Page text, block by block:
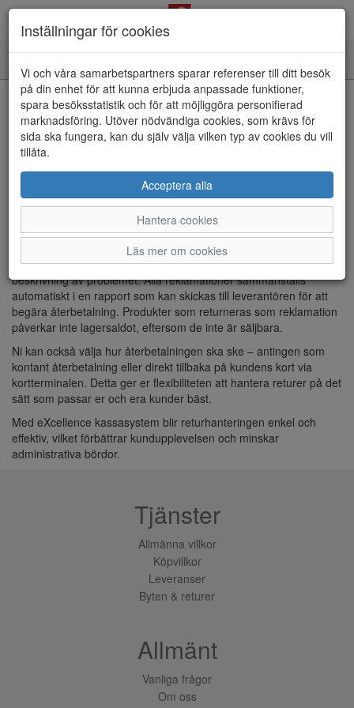
navigation
Hem
Artiklar Kassasystemet Allmänt Returer
Returer
2024-06-01
Juri Salminen
När en kund återlämnar en eller flera produkter i butiken,
registreras returen smidigt i kassan. Lagersaldot uppdateras
omedelbart, precis som vid vanliga försäljningar, för att säkerställa
att lagernivåerna alltid är korrekta.
För reklamationer kan ni enkelt ange en felkod och göra en
beskrivning av problemet. Alla reklamationer sammanställs
automatiskt i en rapport som kan skickas till leverantören för att
begära återbetalning. Produkter som returneras som reklamation
påverkar inte lagersaldot, eftersom de inte är säljbara.
Ni kan också välja hur återbetalningen ska ske – antingen som
kontant återbetalning eller direkt tillbaka på kundens kort via
kortterminalen. Detta ger er flexibiliteten att hantera returer på det
sätt som passar er och era kunder bäst.
Med eXcellence kassasystem blir returhanteringen enkel och
effektiv, vilket förbättrar kundupplevelsen och minskar
administrativa bördor.
Inställningar för cookies
Vi och våra samarbetspartners sparar referenser till ditt besök
på din enhet för att kunna erbjuda anpassade funktioner,
spara besöksstatistik och för att möjliggöra personifierad
marknadsföring. Utöver nödvändiga cookies, som krävs för
sida ska fungera, kan du själv välja vilken typ av cookies du vill
tillåta.
Acceptera alla
Hantera cookies
Läs mer om cookies
Tjänster
Allmänna villkor
Köpvillkor
Leveranser
Byten & returer
Allmänt
Vanliga frågor
Om oss